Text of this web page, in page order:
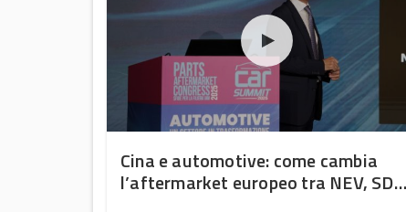
Cina e automotive: come cambia
l’aftermarket europeo tra NEV, SDV